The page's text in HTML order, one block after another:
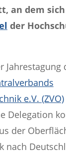
an dem
der
Jahrestagung
e.V. (ZVO)
Delegation
der
nach